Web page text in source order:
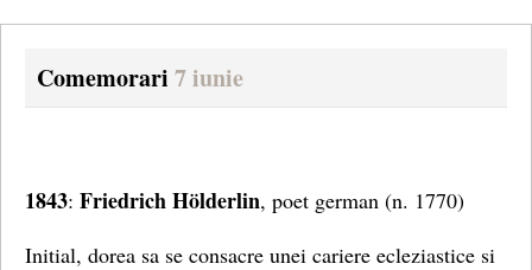
Comemorari 7 iunie
1843: Friedrich Hölderlin, poet german (n. 1770)
Initial, dorea sa se consacre unei cariere ecleziastice si